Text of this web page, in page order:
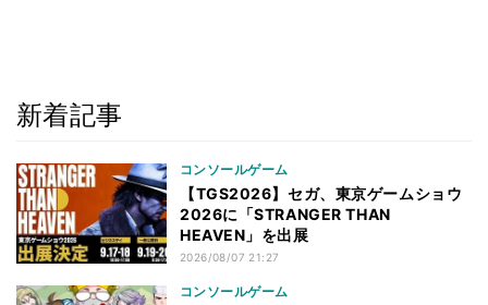
新着記事
コンソールゲーム
【TGS2026】セガ、東京ゲームショウ
2026に「STRANGER THAN
HEAVEN」を出展
2026/08/07 21:27
コンソールゲーム